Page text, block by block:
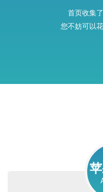
首页收集
您不妨可以